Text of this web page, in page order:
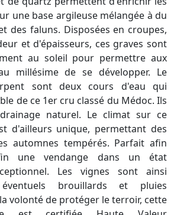
une base argileuse mélangée à du
des faluns. Disposées en croupes,
et d'épaisseurs, ces graves sont
au soleil pour permettre aux
millésime de se développer. Le
sont deux cours d'eau qui
de ce 1er cru classé du Médoc. Ils
naturel. Le climat sur ce
d'ailleurs unique, permettant des
automnes tempérés. Parfait afin
une vendange dans un état
Les vignes sont ainsi
brouillards et pluies
volonté de protéger le terroir, cette